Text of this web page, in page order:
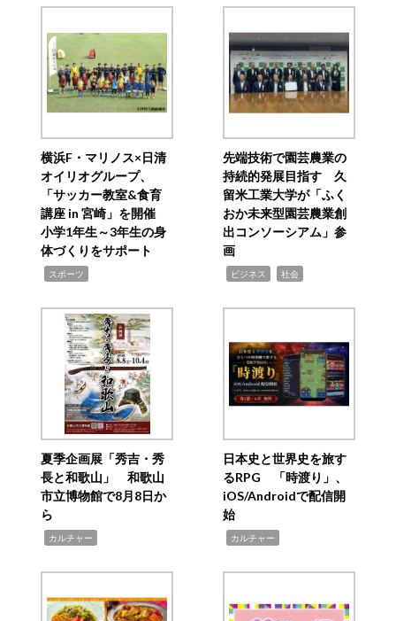
横浜F・マリノス×日清
オイリオグループ、
「サッカー教室&食育
講座 in 宮崎」を開催
小学1年生～3年生の身
体づくりをサポート
スポーツ
先端技術で園芸農業の
持続的発展目指す 久
留米工業大学が「ふく
おか未来型園芸農業創
出コンソーシアム」参
画
ビジネス 社会
夏季企画展「秀吉・秀
長と和歌山」 和歌山
市立博物館で8月8日か
ら
カルチャー
日本史と世界史を旅す
るRPG 「時渡り」、
iOS/Androidで配信開
始
カルチャー